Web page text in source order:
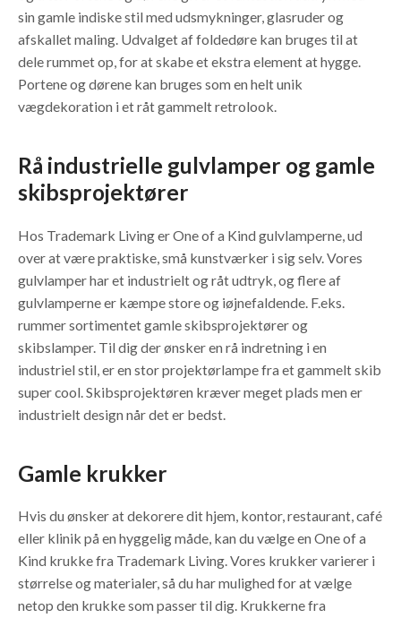
sin gamle indiske stil med udsmykninger, glasruder og
afskallet maling. Udvalget af foldedøre kan bruges til at
dele rummet op, for at skabe et ekstra element at hygge.
Portene og dørene kan bruges som en helt unik
vægdekoration i et råt gammelt retrolook.
Rå industrielle gulvlamper og gamle
skibsprojektører
​Hos Trademark Living er One of a Kind gulvlamperne, ud
over at være praktiske, små kunstværker i sig selv. Vores
gulvlamper har et industrielt og råt udtryk, og flere af
gulvlamperne er kæmpe store og iøjnefaldende. F.eks.
rummer sortimentet gamle skibsprojektører og
skibslamper. Til dig der ønsker en rå indretning i en
industriel stil, er en stor projektørlampe fra et gammelt skib
super cool. Skibsprojektøren kræver meget plads men er
industrielt design når det er bedst.
Gamle krukker
Hvis du ønsker at dekorere dit hjem, kontor, restaurant, café
eller klinik på en hyggelig måde, kan du vælge en One of a
Kind krukke fra Trademark Living. Vores krukker varierer i
størrelse og materialer, så du har mulighed for at vælge
netop den krukke som passer til dig. Krukkerne fra